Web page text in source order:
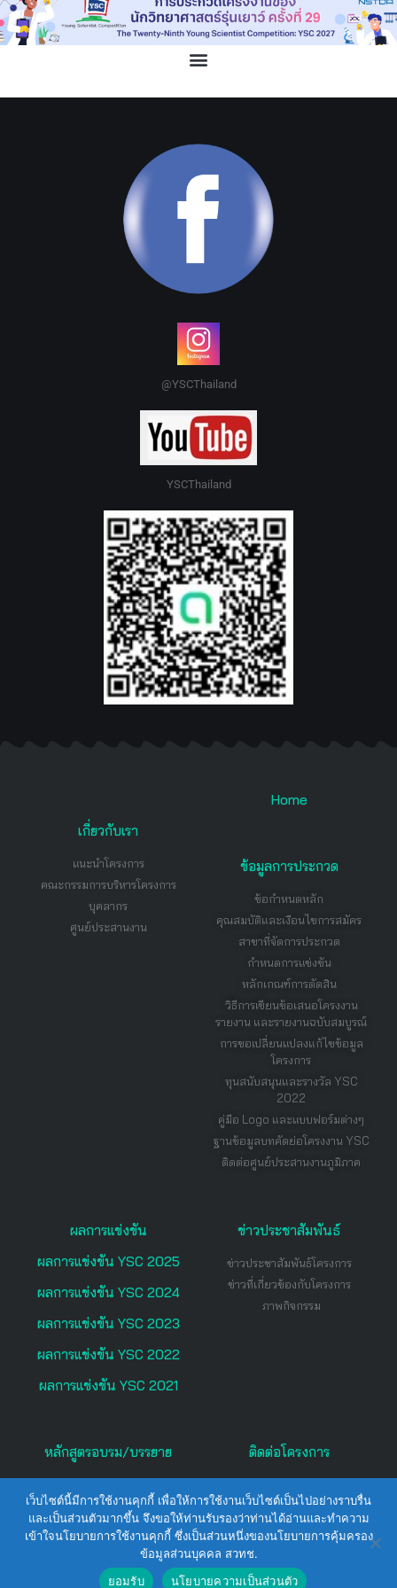
@YSCThailand
YSCThailand
Home
เกี่ยวกับเรา
แนะนำโครงการ
คณะกรรมการบริหารโครงการ
บุคลากร
ศูนย์ประสานงาน
ข้อมูลการประกวด
ข้อกำหนดหลัก
คุณสมบัติและเงือนไขการสมัคร
สาขาที่จัดการประกวด
กำหนดการแข่งขัน
หลักเกณฑ์การตัดสิน
วิธีการเขียนข้อเสนอโครงงาน
รายงาน และรายงานฉบับสมบูรณ์
การขอเปลี่ยนแปลงแก้ไขข้อมูล
โครงการ
ทุนสนับสนุนและรางวัล YSC
2022
คู่มือ Logo และแบบฟอร์มต่างๆ
ฐานข้อมูลบทคัดย่อโครงงาน YSC
ติดต่อศูนย์ประสานงานภูมิภาค
ผลการแข่งขัน
ผลการแข่งขัน YSC 2025
ผลการแข่งขัน YSC 2024
ผลการแข่งขัน YSC 2023
ผลการแข่งขัน YSC 2022
ผลการแข่งขัน YSC 2021
ข่าวประชาสัมพันธ์
ข่าวประชาสัมพันธ์โครงการ
ข่าวที่เกี่ยวข้องกับโครงการ
ภาพกิจกรรม
หลักสูตรอบรม/บรรยาย ติดต่อโครงการ
นโยบายการคุ้มครองข้อมูลส่วนบุคคล
Copyright © 2022 : โครงการประกวดโครงงานของนัก
วิทยาศาสตร์รุ่นเยาว์ : YSC
เว็บไซต์นี้มีการใช้งานคุกกี้ เพื่อให้การใช้งานเว็บไซต์เป็นไปอย่างราบรื่น
และเป็นส่วนตัวมากขึ้น จึงขอให้ท่านรับรองว่าท่านได้อ่านและทำความ
เข้าใจนโยบายการใช้งานคุกกี้ ซึ่งเป็นส่วนหนึ่งของนโยบายการคุ้มครอง
ข้อมูลส่วนบุคคล สวทช.
ยอมรับ
นโยบายความเป็นส่วนตัว